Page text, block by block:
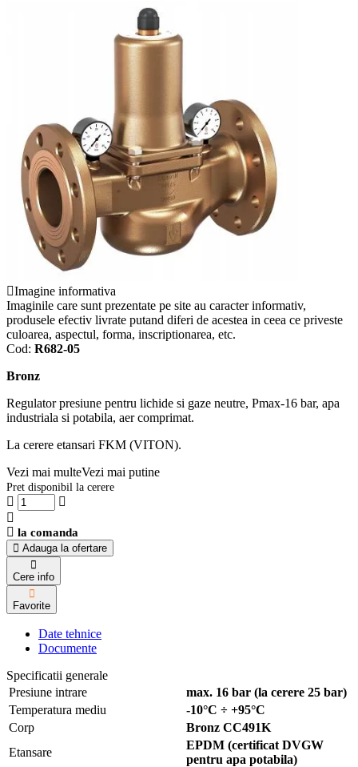
Imagine informativa
Imaginile care sunt prezentate pe site au caracter informativ,
produsele efectiv livrate putand diferi de acestea in ceea ce priveste
culoarea, aspectul, forma, inscriptionarea, etc.
Cod: R682-05
Bronz
Regulator presiune pentru lichide si gaze neutre, Pmax-16 bar, apa
industriala si potabila, aer comprimat.
La cerere etansari FKM (VITON).
Vezi mai multeVezi mai putine
Pret disponibil la cerere
la comanda
Adauga la ofertare
Cere info
Favorite
Date tehnice
Documente
Specificatii generale
Presiune intrare
max. 16 bar (la cerere 25 bar)
Temperatura mediu
-10°C ÷ +95°C
Corp
Bronz CC491K
Etansare
EPDM (certificat DVGW
pentru apa potabila)